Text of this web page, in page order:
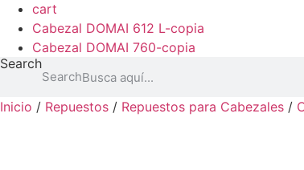
cart
Cabezal DOMAI 612 L-copia
Cabezal DOMAI 760-copia
Search
Search
Inicio / Repuestos / Repuestos para Cabezales /